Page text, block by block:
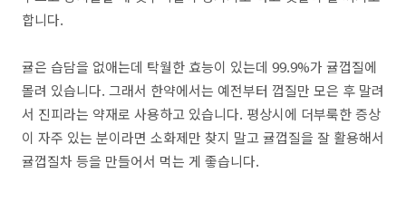
합니다.
귤은 습담을 없애는데 탁월한 효능이 있는데 99.9%가 귤껍질에
몰려 있습니다. 그래서 한약에서는 예전부터 껍질만 모은 후 말려
서 진피라는 약재로 사용하고 있습니다. 평상시에 더부룩한 증상
이 자주 있는 분이라면 소화제만 찾지 말고 귤껍질을 잘 활용해서
귤껍질차 등을 만들어서 먹는 게 좋습니다.